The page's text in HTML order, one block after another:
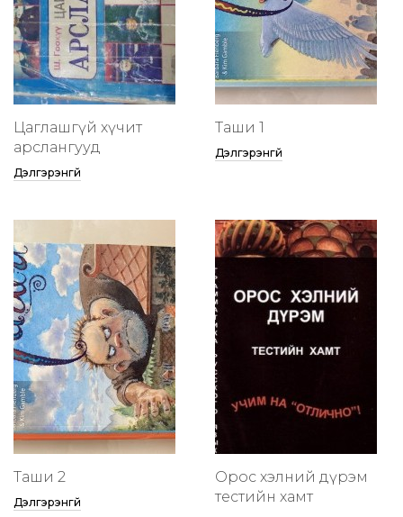
Цаглашгүй хүчит
арслангууд
Дэлгэрэнгүй
Таши 1
Дэлгэрэнгүй
Таши 2
Дэлгэрэнгүй
Орос хэлний дүрэм
тестийн хамт